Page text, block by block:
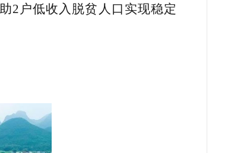
2户低收入脱贫人口实现稳定